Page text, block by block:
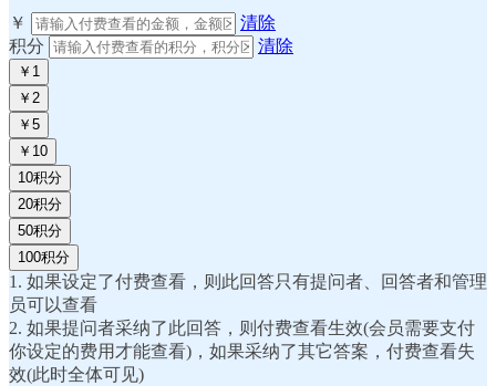
￥
清除
积分
清除
￥1
￥2
￥5
￥10
10积分
20积分
50积分
100积分
1. 如果设定了付费查看，则此回答只有提问者、回答者和管理
员可以查看
2. 如果提问者采纳了此回答，则付费查看生效(会员需要支付
你设定的费用才能查看)，如果采纳了其它答案，付费查看失
效(此时全体可见)